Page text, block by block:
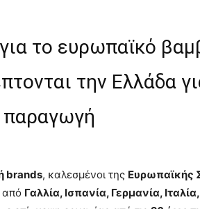
το ευρωπαϊκό
την Ελλάδα
brands, καλεσμένοι της Ευρωπαϊκής
από Γαλλία, Ισπανία, Γερμανία,